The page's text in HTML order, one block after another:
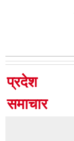
प्रदेश
समाचार